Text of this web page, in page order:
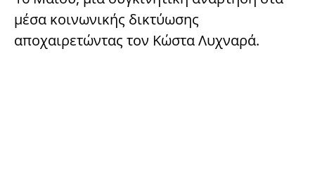
μέσα κοινωνικής δικτύωσης
αποχαιρετώντας τον Κώστα Λυχναρά.